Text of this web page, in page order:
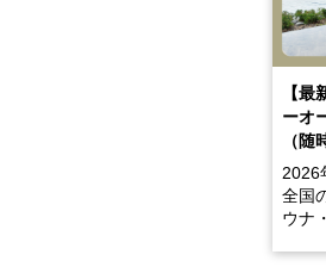
【
ーオ
（随
2026
全国
ウナ